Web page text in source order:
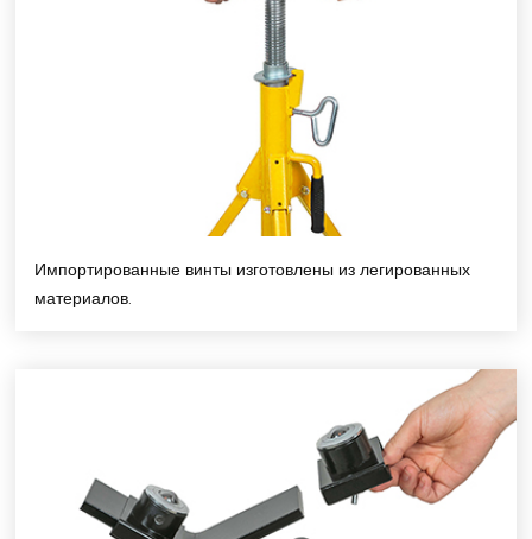
Импортированные винты изготовлены из легированных
материалов.